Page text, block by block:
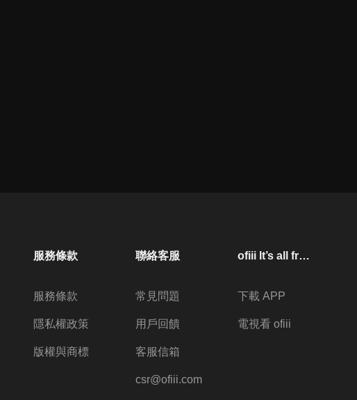
服務條款
服務條款
隱私權政策
版權與商標
聯絡客服
常見問題
用戶回饋
客服信箱
csr@ofiii.com
ofiii lt’s all free
下載 APP
電視看 ofiii